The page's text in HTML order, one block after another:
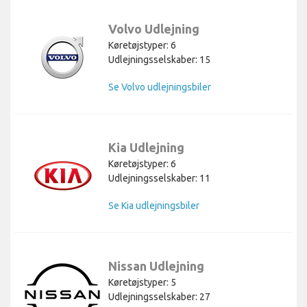
Volvo Udlejning
Køretøjstyper: 6
Udlejningsselskaber: 15
Se Volvo udlejningsbiler
Kia Udlejning
Køretøjstyper: 6
Udlejningsselskaber: 11
Se Kia udlejningsbiler
Nissan Udlejning
Køretøjstyper: 5
Udlejningsselskaber: 27